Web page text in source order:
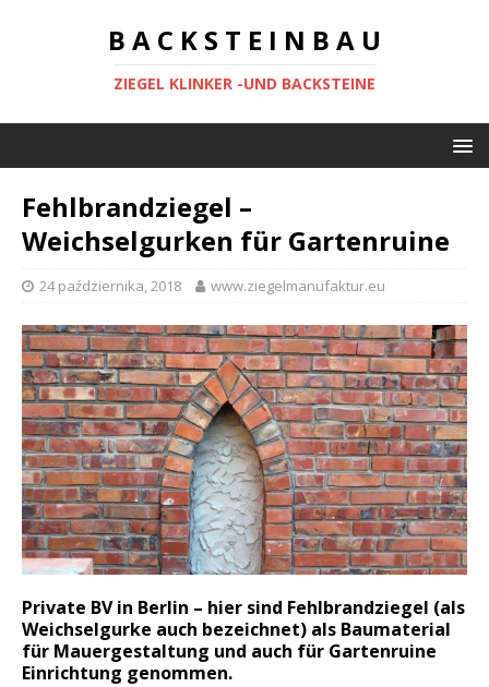
B A C K S T E I N B A U
ZIEGEL KLINKER -UND BACKSTEINE
Fehlbrandziegel –
Weichselgurken für Gartenruine
24 października, 2018 www.ziegelmanufaktur.eu
Private BV in Berlin – hier sind Fehlbrandziegel (als
Weichselgurke auch bezeichnet) als Baumaterial
für Mauergestaltung und auch für Gartenruine
Einrichtung genommen.